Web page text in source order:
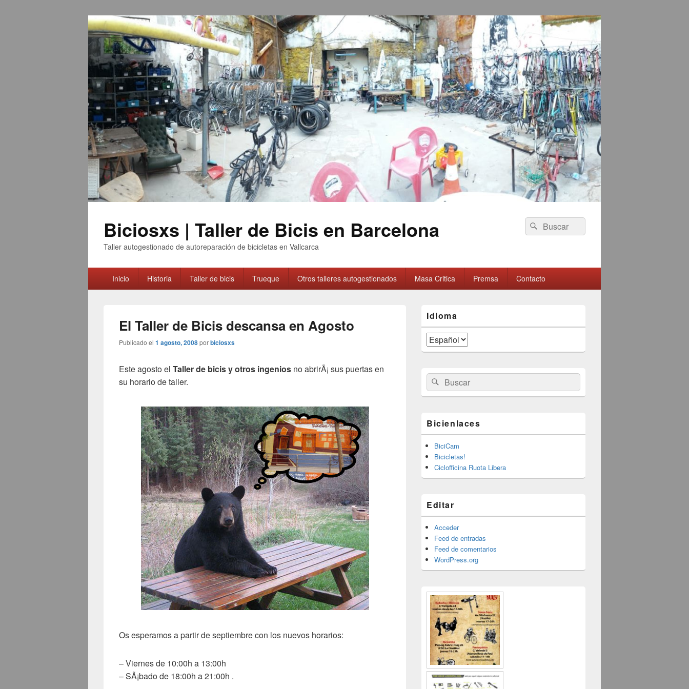
Biciosxs | Taller de Bicis en Barcelona
Taller autogestionado de autoreparación de bicicletas en Vallcarca
Buscar
por:
Buscar
principalInicio Historia Taller de bicis Trueque Otros talleres autogestionados Masa Cri­tica Premsa Contacto
El Taller de Bicis descansa en Agosto
Publicado el 1 agosto, 2008porbiciosxs
Este agosto el Taller de bicis y otros ingenios no abrirÃ¡ sus puertas en
su horario de taller.
Os esperamos a partir de septiembre con los nuevos horarios:
– Viernes de 10:00h a 13:00h
– SÃ¡bado de 18:00h a 21:00h .
área
de
widget
barra
lateral
Idioma
Buscar
por:
Buscar
Bicienlaces
BiciCam
Bicicletas!
Ciclofficina Ruota Libera
Editar
Acceder
Feed de entradas
Feed de comentarios
WordPress.org